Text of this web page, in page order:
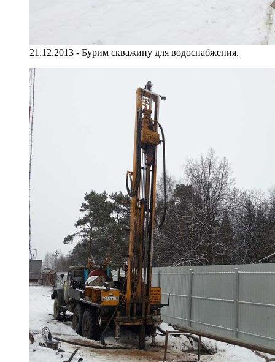
21.12.2013 - Бурим скважину для водоснабжения.